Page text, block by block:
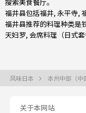
搜索美食餐厅。
福井县包括福井, 永平寺,
福井县推荐的料理种类是
天妇罗, 会席料理（日式套
风味日本 本州中部（中
关于本网站